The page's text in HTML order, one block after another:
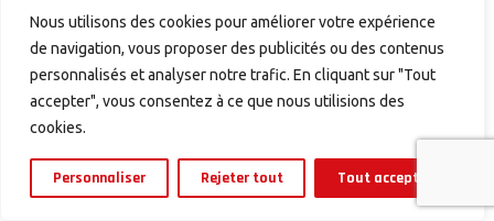
Nous utilisons des cookies pour améliorer votre expérience
de navigation, vous proposer des publicités ou des contenus
personnalisés et analyser notre trafic. En cliquant sur "Tout
accepter", vous consentez à ce que nous utilisions des
cookies.
Personnaliser Rejeter tout Tout accepter
MEMBRE DU SYNDICAT
DES GUIDES